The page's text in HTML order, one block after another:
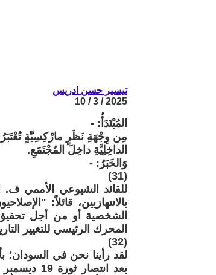
تيسير حسن ادريس
2025 / 3 / 10
المُبْتَدَأُ: -
مِن وِجْهَةِ نَظَرٍ مارْكِسِيَّةٍ تُعْتَبَرُ
الداخِلِيَّةِ داخِلَ المُجْتَمَعِ.
وَالخَبَرُ: -
(31)
للقائد الشيوعي الأممي ف.
بالانتهازيين، قائلاً:
الشخصية أو من أجل
المحرك الرئيسي للتغيير
(32)
لقد رأينا نحن في السودان؛